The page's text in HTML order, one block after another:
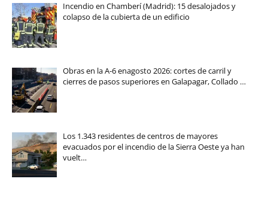
Incendio en Chamberí (Madrid): 15 desalojados y
colapso de la cubierta de un edificio
Obras en la A-6 enagosto 2026: cortes de carril y
cierres de pasos superiores en Galapagar, Collado …
Los 1.343 residentes de centros de mayores
evacuados por el incendio de la Sierra Oeste ya han
vuelt…